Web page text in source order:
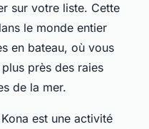
sur votre liste. Cette
le monde entier
en bateau, où vous
près des raies
de la mer.
est une activité